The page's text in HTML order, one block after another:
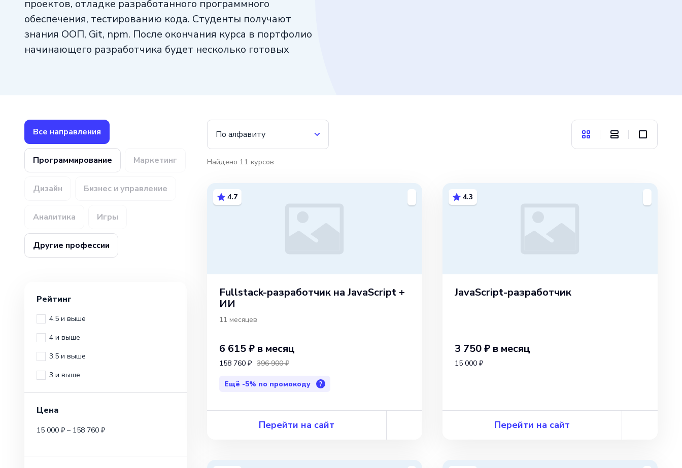
проектов, отладке разработанного программного
обеспечения, тестированию кода. Студенты получают
знания ООП, Git, npm. После окончания курса в портфолио
начинающего разработчика будет несколько готовых
По алфавиту
Найдено 11 курсов
4.7
Fullstack-разработчик на JavaScript +
ИИ
11 месяцев
6 615 ₽ в месяц
158 760 ₽ 396 900 ₽
Ещё -5% по промокоду ?
Перейти на сайт
4.3
JavaScript-разработчик
3 750 ₽ в месяц
15 000 ₽
Перейти на сайт
Все направления
Программирование Маркетинг
Дизайн Бизнес и управление
Аналитика Игры
Другие профессии
Рейтинг
4.5 и выше
4 и выше
3.5 и выше
3 и выше
Цена
15 000 ₽ – 158 760 ₽